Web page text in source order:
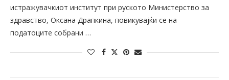
истражувачкиот институт при руското Министерство за
здравство, Оксана Драпкина, повикувајќи се на
податоците собрани …